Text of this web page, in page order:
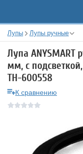
Лупы Лупы ручные
Лупа ANYSMART
мм, с
TH-600558
К сравнению